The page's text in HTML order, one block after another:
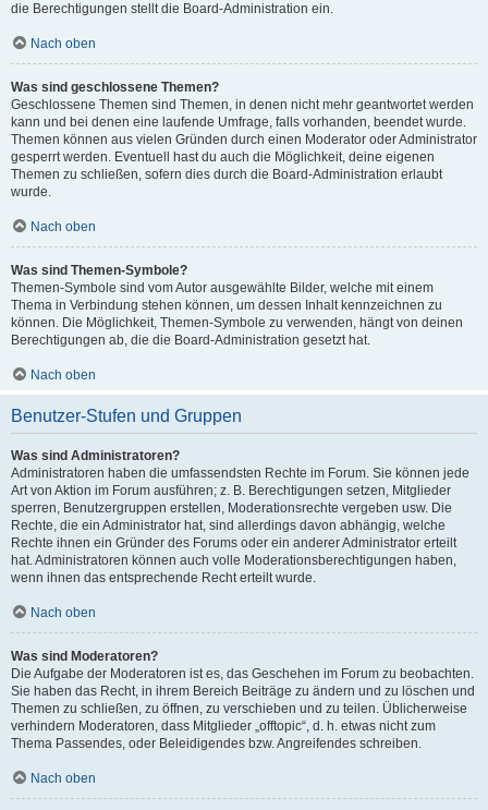
die Berechtigungen stellt die Board-Administration ein.
Nach oben
Was sind geschlossene Themen?
Geschlossene Themen sind Themen, in denen nicht mehr geantwortet werden
kann und bei denen eine laufende Umfrage, falls vorhanden, beendet wurde.
Themen können aus vielen Gründen durch einen Moderator oder Administrator
gesperrt werden. Eventuell hast du auch die Möglichkeit, deine eigenen
Themen zu schließen, sofern dies durch die Board-Administration erlaubt
wurde.
Nach oben
Was sind Themen-Symbole?
Themen-Symbole sind vom Autor ausgewählte Bilder, welche mit einem
Thema in Verbindung stehen können, um dessen Inhalt kennzeichnen zu
können. Die Möglichkeit, Themen-Symbole zu verwenden, hängt von deinen
Berechtigungen ab, die die Board-Administration gesetzt hat.
Nach oben
Benutzer-Stufen und Gruppen
Was sind Administratoren?
Administratoren haben die umfassendsten Rechte im Forum. Sie können jede
Art von Aktion im Forum ausführen; z. B. Berechtigungen setzen, Mitglieder
sperren, Benutzergruppen erstellen, Moderationsrechte vergeben usw. Die
Rechte, die ein Administrator hat, sind allerdings davon abhängig, welche
Rechte ihnen ein Gründer des Forums oder ein anderer Administrator erteilt
hat. Administratoren können auch volle Moderationsberechtigungen haben,
wenn ihnen das entsprechende Recht erteilt wurde.
Nach oben
Was sind Moderatoren?
Die Aufgabe der Moderatoren ist es, das Geschehen im Forum zu beobachten.
Sie haben das Recht, in ihrem Bereich Beiträge zu ändern und zu löschen und
Themen zu schließen, zu öffnen, zu verschieben und zu teilen. Üblicherweise
verhindern Moderatoren, dass Mitglieder „offtopic“, d. h. etwas nicht zum
Thema Passendes, oder Beleidigendes bzw. Angreifendes schreiben.
Nach oben